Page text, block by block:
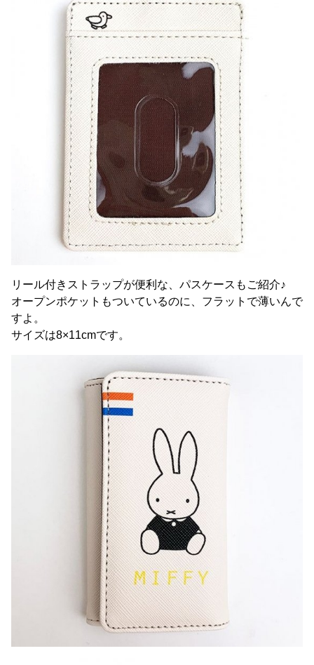
リール付きストラップが便利な、パスケースもご紹介♪
オープンポケットもついているのに、フラットで薄いんで
すよ。
サイズは8×11cmです。